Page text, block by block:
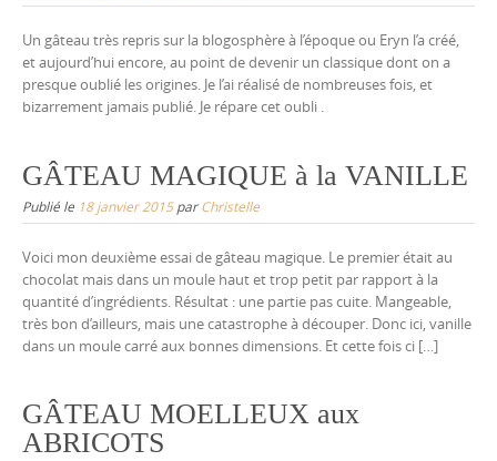
Un gâteau très repris sur la blogosphère à l’époque ou Eryn l’a créé,
et aujourd’hui encore, au point de devenir un classique dont on a
presque oublié les origines. Je l’ai réalisé de nombreuses fois, et
bizarrement jamais publié. Je répare cet oubli .
GÂTEAU MAGIQUE à la VANILLE
Publié le 18 janvier 2015parChristelle
Voici mon deuxième essai de gâteau magique. Le premier était au
chocolat mais dans un moule haut et trop petit par rapport à la
quantité d’ingrédients. Résultat : une partie pas cuite. Mangeable,
très bon d’ailleurs, mais une catastrophe à découper. Donc ici, vanille
dans un moule carré aux bonnes dimensions. Et cette fois ci […]
GÂTEAU MOELLEUX aux
ABRICOTS